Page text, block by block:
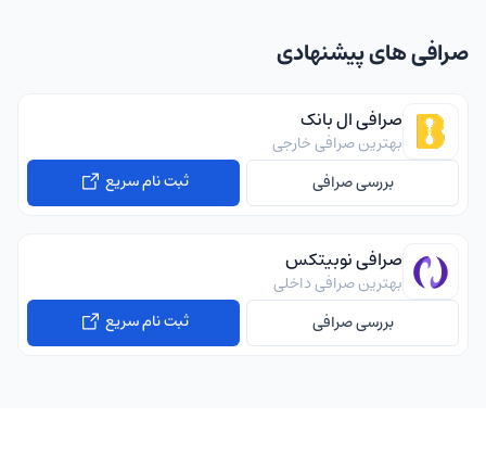
صرافی های پیشنهادی
صرافی ال بانک
بهترین صرافی خارجی
بررسی صرافی
ثبت نام سریع
صرافی نوبیتکس
بهترین صرافی داخلی
بررسی صرافی
ثبت نام سریع